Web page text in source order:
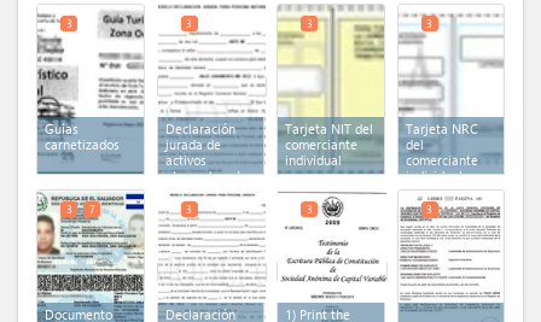
Guías
carnetizados
3
Declaración
jurada de
activos
otorgada ante
notario
3
Tarjeta NIT del
comerciante
individual
3
Tarjeta NRC
del
comerciante
individual
3
Documento
3 7
Declaración
3
1) Print the
3 3